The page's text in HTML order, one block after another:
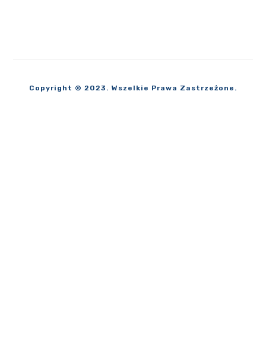
Copyright © 2023. Wszelkie Prawa Zastrzeżone.